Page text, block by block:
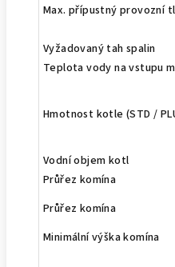
Max. přípustný provozní
Vyžadovaný tah spalin
Teplota vody na vstupu
Hmotnost kotle (STD /
Vodní objem kotl
Průřez komína
Průřez komína
Minimální výška komína